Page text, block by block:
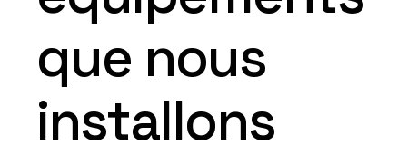
que nous
installons